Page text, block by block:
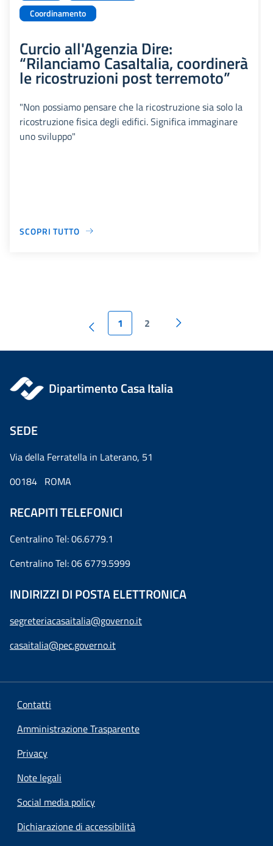
Coordinamento
Curcio all'Agenzia Dire:
“Rilanciamo CasaItalia, coordinerà
le ricostruzioni post terremoto”
"Non possiamo pensare che la ricostruzione sia solo la
ricostruzione fisica degli edifici. Significa immaginare
uno sviluppo"
SCOPRI TUTTO
1 2
Dipartimento Casa Italia
SEDE
Via della Ferratella in Laterano, 51
00184 ROMA
RECAPITI TELEFONICI
Centralino Tel: 06.6779.1
Centralino Tel: 06 6779.5999
INDIRIZZI DI POSTA ELETTRONICA
segreteriacasaitalia@governo.it
casaitalia@pec.governo.it
Contatti
Amministrazione Trasparente
Privacy
Note legali
Social media policy
Dichiarazione di accessibilità